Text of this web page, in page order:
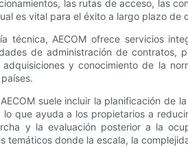
las rutas de acceso, las
es vital para el éxito a largo plazo de
técnica, AECOM ofrece servicios
de administración de contratos,
y conocimiento de la
suele incluir la planificación
lo que ayuda a los propietarios a
y la evaluación posterior a la
temáticos donde la escala, la